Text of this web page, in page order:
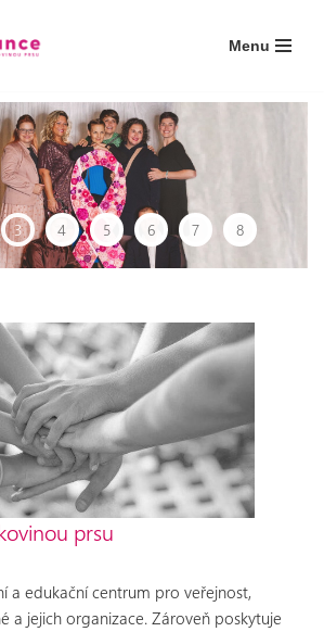
Menu
3 4 5 6 7 8
prsu
a edukační centrum pro veřejnost,
a jejich organizace. Zároveň poskytuje